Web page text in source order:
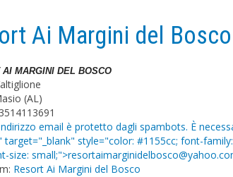
Ai Margini del Bosco
AI MARGINI DEL BOSCO
(AL)
email è protetto dagli spambots. È
target="_blank" style="color: #1155cc; font-
size: small;">resortaimarginidelbosco@yahoo.
Resort Ai Margini del Bosco